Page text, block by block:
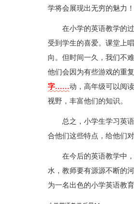
学将会展现出无穷的魅力！
在小学的英语教学的
受到学生的喜爱。课堂上
向。但时间一久，我们不
他们会因为有些游戏的重
字……动，高年级可以阅
视野，丰富他们的知识。
总之，小学生学习英
合他们这些特点，给他们
在今后的英语教学中
水，教师要有源源不断的
为一名出色的小学英语教育